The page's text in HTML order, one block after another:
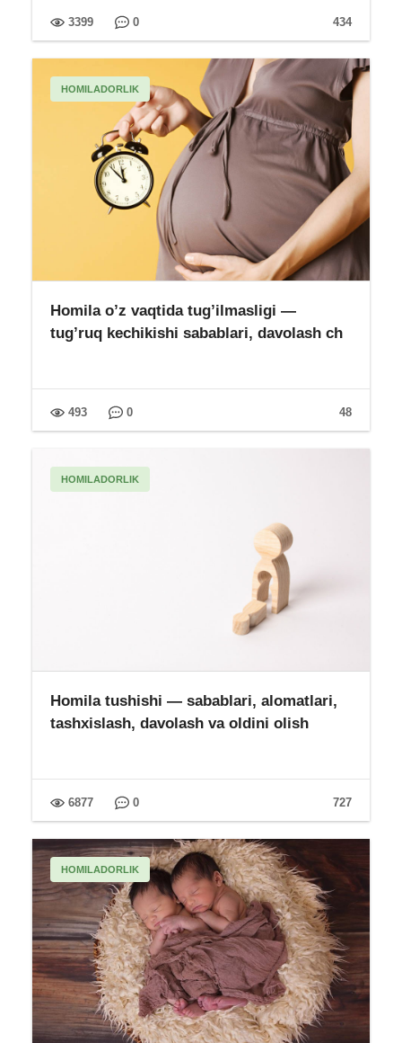
434
3399 0
HOMILADORLIK
Homila o’z vaqtida tug’ilmasligi —
tug’ruq kechikishi sabablari, davolash ch
48
493 0
HOMILADORLIK
Homila tushishi — sabablari, alomatlari,
tashxislash, davolash va oldini olish
727
6877 0
HOMILADORLIK